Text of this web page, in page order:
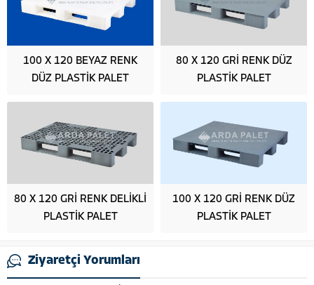
100 X 120 BEYAZ RENK
DÜZ PLASTİK PALET
80 X 120 GRİ RENK DÜZ
PLASTİK PALET
80 X 120 GRİ RENK DELİKLİ
PLASTİK PALET
100 X 120 GRİ RENK DÜZ
PLASTİK PALET
Ziyaretçi Yorumları